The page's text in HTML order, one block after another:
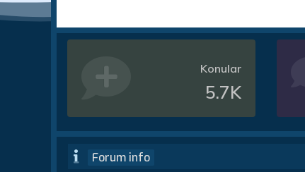
Konular
5.7K
Forum info